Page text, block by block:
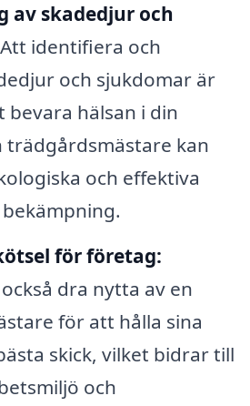
av skadedjur och
Att identifiera och
och sjukdomar är
hälsan i din
trädgårdsmästare kan
och effektiva
för företag:
dra nytta av en
för att hålla sina
skick, vilket bidrar till
och